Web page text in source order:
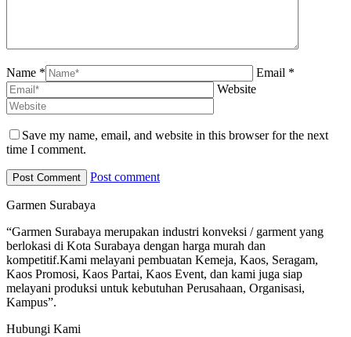
Name *
Email *
Website
Save my name, email, and website in this browser for the next
time I comment.
Post comment
Garmen Surabaya
“Garmen Surabaya merupakan industri konveksi / garment yang
berlokasi di Kota Surabaya dengan harga murah dan
kompetitif.Kami melayani pembuatan Kemeja, Kaos, Seragam,
Kaos Promosi, Kaos Partai, Kaos Event, dan kami juga siap
melayani produksi untuk kebutuhan Perusahaan, Organisasi,
Kampus”.
Hubungi Kami